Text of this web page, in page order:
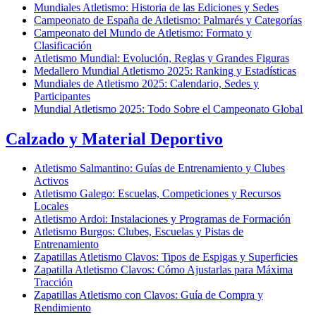
Mundiales Atletismo: Historia de las Ediciones y Sedes
Campeonato de España de Atletismo: Palmarés y Categorías
Campeonato del Mundo de Atletismo: Formato y
Clasificación
Atletismo Mundial: Evolución, Reglas y Grandes Figuras
Medallero Mundial Atletismo 2025: Ranking y Estadísticas
Mundiales de Atletismo 2025: Calendario, Sedes y
Participantes
Mundial Atletismo 2025: Todo Sobre el Campeonato Global
Calzado y Material Deportivo
Atletismo Salmantino: Guías de Entrenamiento y Clubes
Activos
Atletismo Galego: Escuelas, Competiciones y Recursos
Locales
Atletismo Ardoi: Instalaciones y Programas de Formación
Atletismo Burgos: Clubes, Escuelas y Pistas de
Entrenamiento
Zapatillas Atletismo Clavos: Tipos de Espigas y Superficies
Zapatilla Atletismo Clavos: Cómo Ajustarlas para Máxima
Tracción
Zapatillas Atletismo con Clavos: Guía de Compra y
Rendimiento